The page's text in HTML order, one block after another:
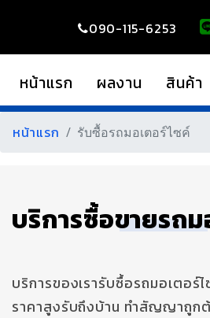
090-115-6253
หน้าแรก ผลงาน สินค้า
หน้าแรก รับซื้อรถมอเตอร์ไซค์
บริการซื้อขายรถม
บริการของเรารับซื้อรถมอเตอร์
ราคาสูงรับถึงบ้าน ทำสัญญาถูก